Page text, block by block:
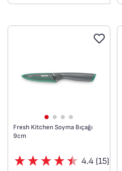
Fresh Kitchen Soyma Bıçağı
9cm
4.4 (15)